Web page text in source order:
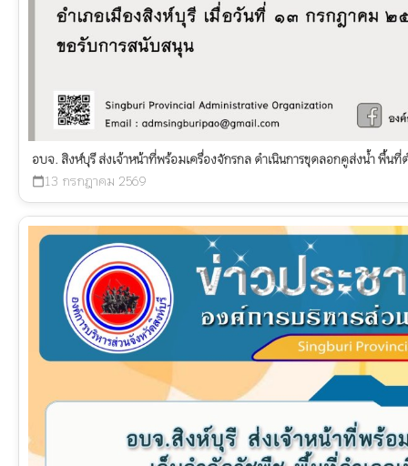
อบจ. สิงห์บุรี ส่งเจ้าหน้าที่พร้อมเครื่องจักรกล ดำเนินการขุดลอกคูส่งน้ำ พื้นที่
calendar_today 13 กรกฎาคม 2569